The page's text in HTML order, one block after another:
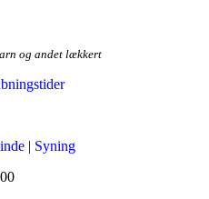
og andet lækkert
| Syning